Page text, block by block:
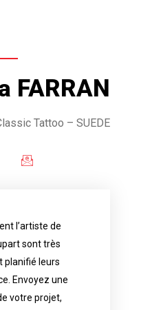
FARRAN
Tattoo – SUEDE
l’artiste de
sont très
planifié leurs
Envoyez une
votre projet,
your project, if
reference
request, the
to tell you his